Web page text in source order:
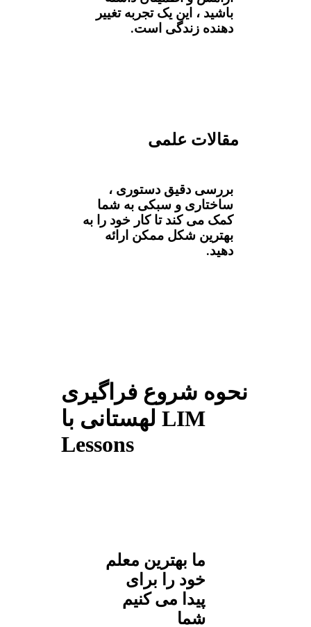
باشید ، این یک تجربه تغییر
دهنده زندگی است.
مقالات علمی
بررسی دقیق دستوری ،
ساختاری و سبکی به شما
کمک می کند تا کار خود را به
بهترین شکل ممکن ارائه
دهید.
نحوه شروع فراگیری
لهستانی با LIM
Lessons
ما بهترین معلم
خود را برای
پیدا می کنیم
شما